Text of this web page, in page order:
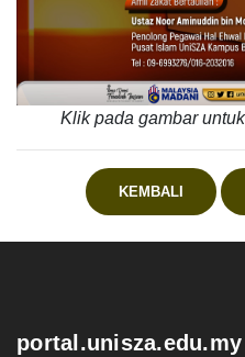
Klik pada gambar
KEMBALI
portal.unisza.edu.my